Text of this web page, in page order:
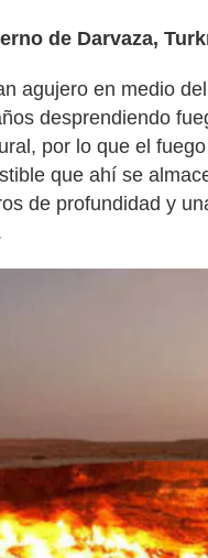
de Darvaza,
agujero en medio
desprendiendo
por lo que el
que ahí se
de profundidad y